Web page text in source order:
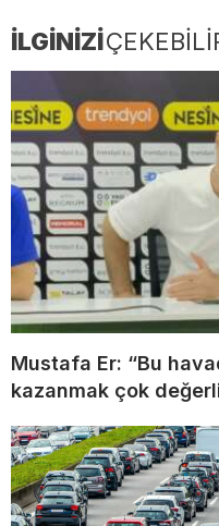
İLGİNİZİ
Mustafa Er: “Bu
kazanmak çok